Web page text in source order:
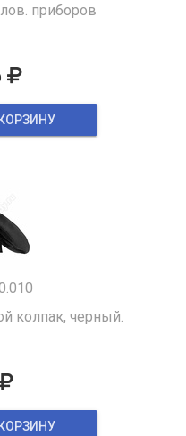
приборов
колпак, черный.